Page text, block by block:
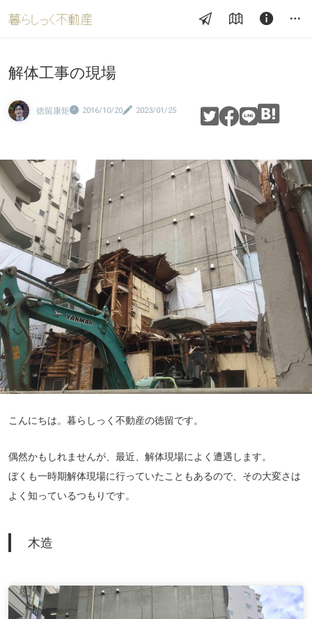
解体工事の現場
徳留康矩 2016/10/20 2023/01/25
こんにちは。暮らしっく不動産の徳留です。
偶然かもしれませんが、最近、解体現場によく遭遇します。
ぼくも一時期解体現場に行っていたこともあるので、その大変さは
よく知っているつもりです。
木造